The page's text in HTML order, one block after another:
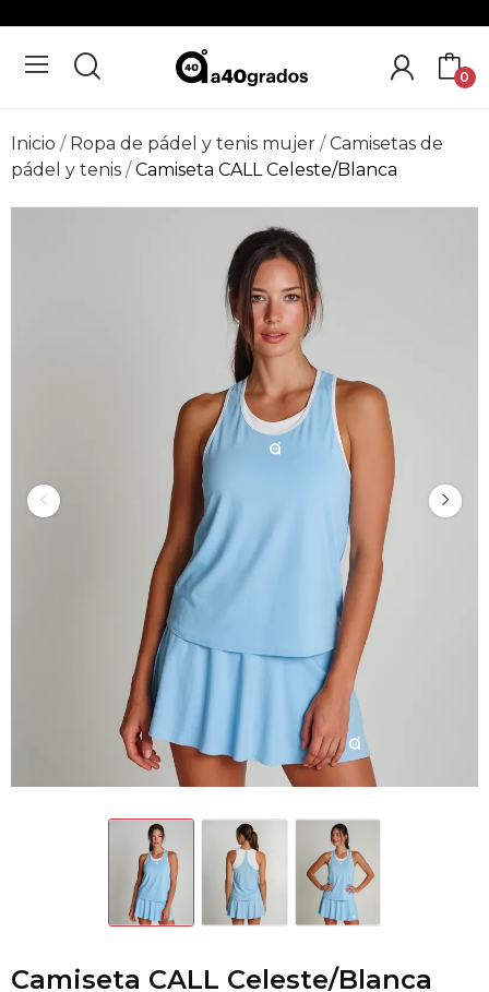
0
Inicio Ropa de pádel y tenis mujer
Camisetas de
pádel y tenis
Camiseta CALL Celeste/Blanca
Camiseta CALL Celeste/Blanca